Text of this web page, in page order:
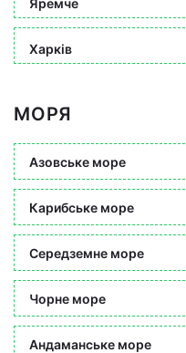
Харків
МОРЯ
Азовське море
Карибське море
Середземне море
Чорне море
Андаманське море